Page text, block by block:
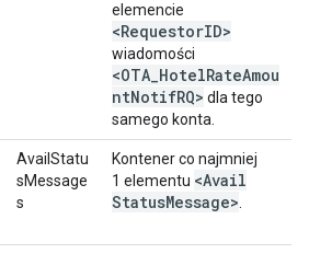
elemencie
<RequestorID>
wiadomości
<OTA_HotelRateAmou
ntNotifRQ> dla tego
samego konta.
AvailStatu
sMessage
s
Kontener co najmniej
1 elementu <Avail
StatusMessage>